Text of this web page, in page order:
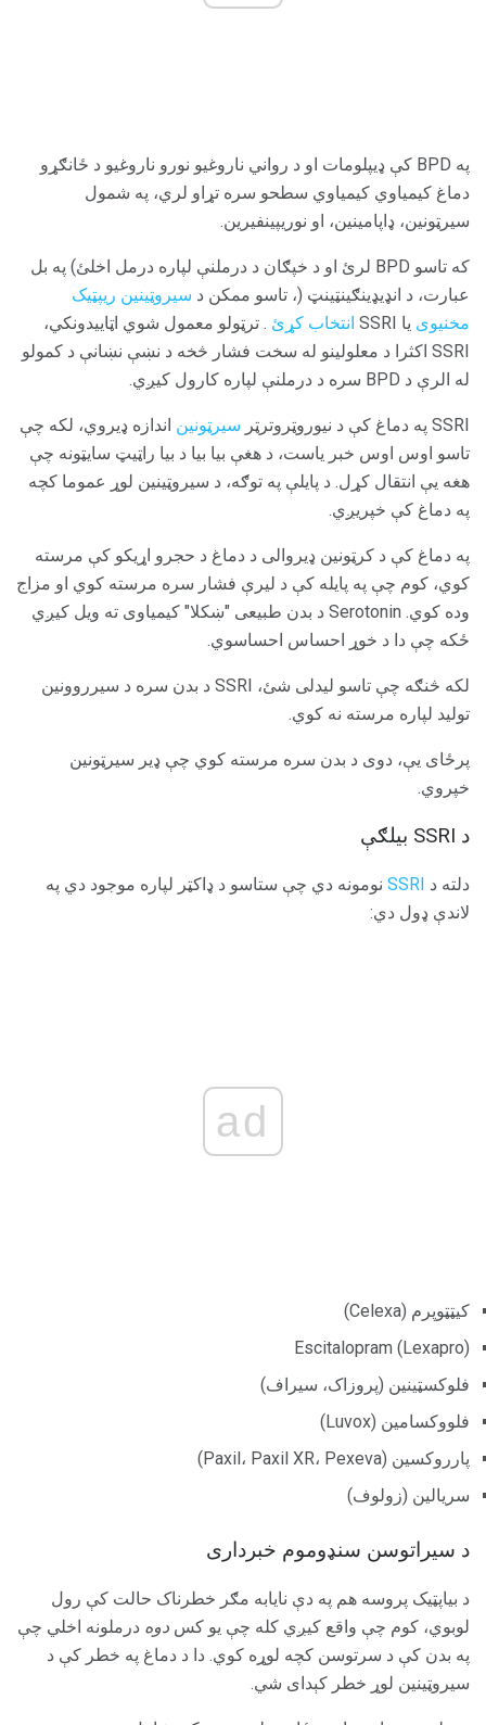
په BPD کې ډیپلومات او د رواني ناروغیو نورو ناروغیو د ځانګړو
دماغ کیمیاوي کیمیاوي سطحو سره تړاو لري، په شمول
سیرټونین، ډاپامینین، او نوریپینفیرین.
که تاسو BPD لرئ او د خپګان د درملنې لپاره درمل اخلئ) په بل
عبارت، د انډیډینګینټینټ (، تاسو ممکن د سیروټینین ریپټیک
مخنیوی یا SSRI انتخاب کړئ . ترټولو معمول شوي اټاییدونکي،
SSRI اکثرا د معلولینو له سخت فشار څخه د نښې نښانې د کمولو
له الرې د BPD سره د درملنې لپاره کارول کیږي.
SSRI په دماغ کې د نیوروټروترټر سیرټونین اندازه ډیروي، لکه چې
تاسو اوس اوس خبر یاست، د هغې بیا بیا د بیا راټیټ سایټونه چې
هغه یې انتقال کړل. د پایلې په توګه، د سیروټینین لوړ عموما کچه
په دماغ کې خپریږي.
په دماغ کې د کرټونین ډیروالی د دماغ د حجرو اړیکو کې مرسته
کوي، کوم چې په پایله کې د لیرې فشار سره مرسته کوي او مزاج
وده کوي. Serotonin د بدن طبیعی "ښکلا" کیمیاوی ته ویل کیږي
ځکه چې دا د خوړ احساس احساسوي.
لکه څنګه چې تاسو لیدلی شئ، SSRI د بدن سره د سیرروونین
تولید لپاره مرسته نه کوي.
پرځای یې، دوی د بدن سره مرسته کوي چې ډیر سیرټونین
خپروي.
د SSRI بیلګې
دلته د SSRI نومونه دي چې ستاسو د ډاکټر لپاره موجود دي په
لاندې ډول دي:
ad
کیټټوپرم (Celexa)
Escitalopram (Lexapro)
فلوکسټینین (پروزاک، سیراف)
فلووکسامین (Luvox)
پارروکسین (Paxil، Paxil XR، Pexeva)
سریالین (زولوف)
د سیراتوسن سنډوموم خبرداری
د بیاپټیک پروسه هم په دې نایابه مګر خطرناک حالت کې رول
لوبوي، کوم چې واقع کیږي کله چې یو کس دوه درملونه اخلي چې
په بدن کې د سرتوسن کچه لوړه کوي. دا د دماغ په خطر کې د
سیروټینین لوړ خطر کېدای شي.